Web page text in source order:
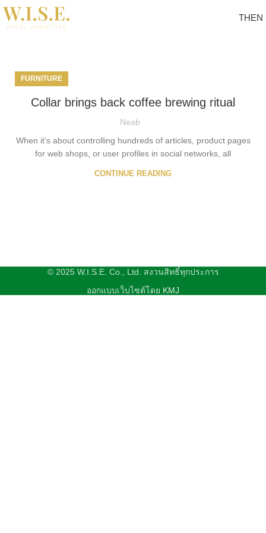
THEN
FURNITURE
Collar brings back coffee brewing ritual
Neab
When it’s about controlling hundreds of articles, product pages
for web shops, or user profiles in social networks, all
CONTINUE READING
© 2025 W.I.S.E. Co., Ltd. สงวนสิทธิ์ทุกประการ
ออกแบบเว็บไซต์โดย KMJ